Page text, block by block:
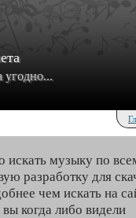
угодно...
искать музыку по
разработку для
чем искать на
вы когда либо видели